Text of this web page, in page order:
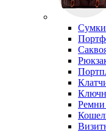
Сумки
Ремни